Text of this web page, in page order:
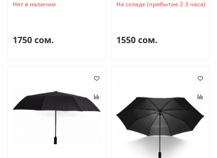
Нет в наличии
1750 сом.
На складе (прибытие 2-3 часа)
1550 сом.